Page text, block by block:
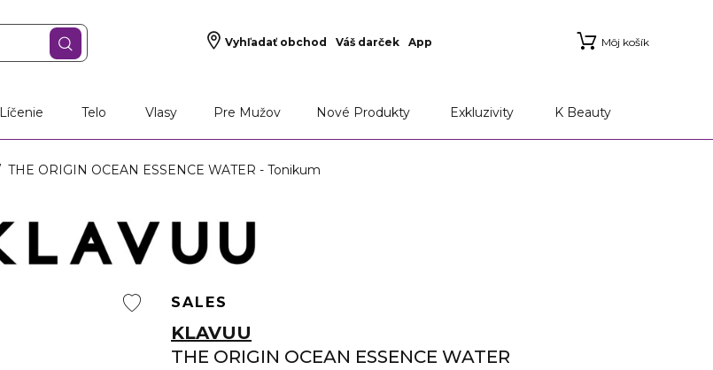
Vyhľadať obchod Váš darček App Môj košík
Líčenie Telo Vlasy Pre Mužov Nové Produkty Exkluzivity K Beauty
THE ORIGIN OCEAN ESSENCE WATER - Tonikum
SALES
KLAVUU
THE ORIGIN OCEAN ESSENCE WATER